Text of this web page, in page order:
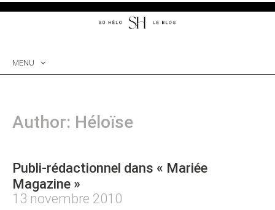
MENU
Author: Héloïse
Publi-rédactionnel dans « Mariée
Magazine »
13 novembre 2010